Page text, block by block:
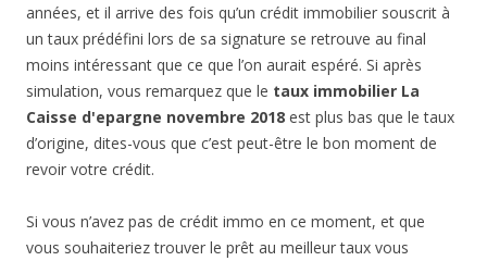
années, et il arrive des fois qu’un crédit immobilier souscrit à
un taux prédéfini lors de sa signature se retrouve au final
moins intéressant que ce que l’on aurait espéré. Si après
simulation, vous remarquez que le taux immobilier La
Caisse d'epargne novembre 2018 est plus bas que le taux
d’origine, dites-vous que c’est peut-être le bon moment de
revoir votre crédit.
Si vous n’avez pas de crédit immo en ce moment, et que
vous souhaiteriez trouver le prêt au meilleur taux vous